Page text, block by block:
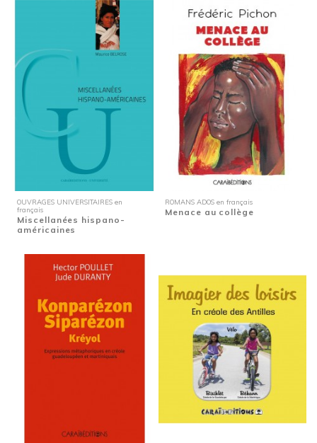
OUVRAGES UNIVERSITAIRES en
français
Miscellanées hispano-
américaines
ROMANS ADOS en français
Menace au collège